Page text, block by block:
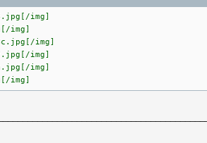
img]
img]
img]
img]
img]
img]